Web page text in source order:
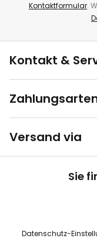
Kontaktformular.
Kontakt &
Versand via
Sie
Datenschutz-